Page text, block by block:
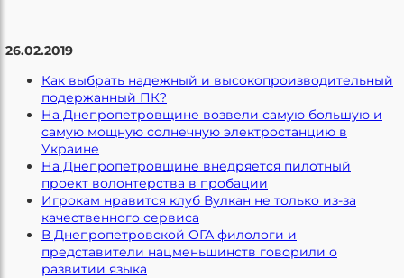
26.02.2019
Как выбрать надежный и высокопроизводительный
подержанный ПК?
На Днепропетровщине возвели самую большую и
самую мощную солнечную электростанцию в
Украине
На Днепропетровщине внедряется пилотный
проект волонтерства в пробации
Игрокам нравится клуб Вулкан не только из-за
качественного сервиса
В Днепропетровской ОГА филологи и
представители нацменьшинств говорили о
развитии языка